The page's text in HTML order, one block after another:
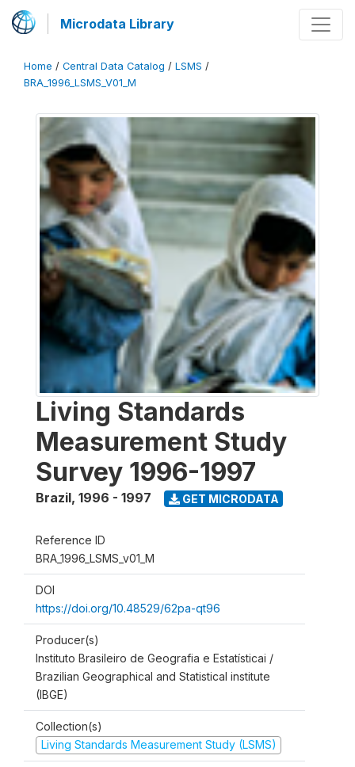
Microdata Library
Home / Central Data Catalog / LSMS /
BRA_1996_LSMS_V01_M
Living Standards
Measurement Study
Survey 1996-1997
Brazil, 1996 - 1997 GET MICRODATA
Reference ID
BRA_1996_LSMS_v01_M
DOI
https://doi.org/10.48529/62pa-qt96
Producer(s)
Instituto Brasileiro de Geografia e Estatísticai /
Brazilian Geographical and Statistical institute
(IBGE)
Collection(s)
Living Standards Measurement Study (LSMS)